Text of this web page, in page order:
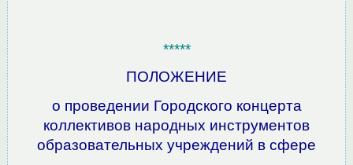
*****
ПОЛОЖЕНИЕ
о проведении Городского концерта
коллективов народных инструментов
образовательных учреждений в сфере